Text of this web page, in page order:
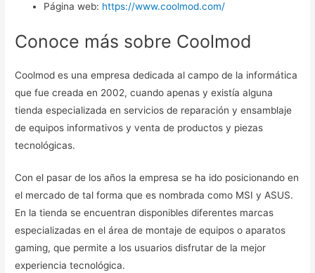
Página web: https://www.coolmod.com/
Conoce más sobre Coolmod
Coolmod es una empresa dedicada al campo de la informática
que fue creada en 2002, cuando apenas y existía alguna
tienda especializada en servicios de reparación y ensamblaje
de equipos informativos y venta de productos y piezas
tecnológicas.
Con el pasar de los años la empresa se ha ido posicionando en
el mercado de tal forma que es nombrada como MSI y ASUS.
En la tienda se encuentran disponibles diferentes marcas
especializadas en el área de montaje de equipos o aparatos
gaming, que permite a los usuarios disfrutar de la mejor
experiencia tecnológica.